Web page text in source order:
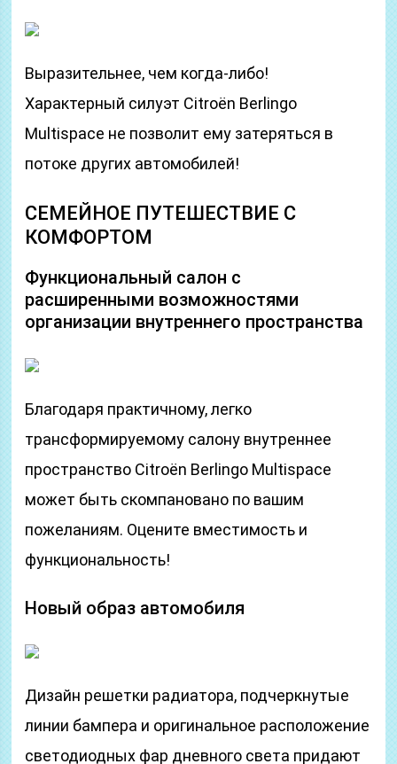
Выразительнее, чем когда-либо!
Характерный силуэт Citroёn Berlingo
Multispace не позволит ему затеряться в
потоке других автомобилей!
СЕМЕЙНОЕ ПУТЕШЕСТВИЕ С
КОМФОРТОМ
Функциональный салон с
расширенными возможностями
организации внутреннего пространства
Благодаря практичному, легко
трансформируемому салону внутреннее
пространство Citroën Berlingo Multispace
может быть скомпановано по вашим
пожеланиям. Оцените вместимость и
функциональность!
Новый образ автомобиля
Дизайн решетки радиатора, подчеркнутые
линии бампера и оригинальное расположение
светодиодных фар дневного света придают